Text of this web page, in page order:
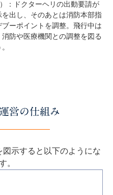
：ドクターヘリの出動要請が
出し、そのあとは消防本部指
ーポイントを調整。飛行中は
防や医療機関との調整を図る
営の仕組み
図示すると以下のようにな
。